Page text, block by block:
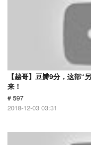
【越哥】豆瓣9分，这部“
来！
# 597
2018-12-03 03:31